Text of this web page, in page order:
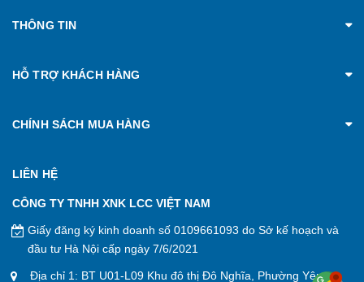
THÔNG TIN
HỖ TRỢ KHÁCH HÀNG
CHÍNH SÁCH MUA HÀNG
LIÊN HỆ
CÔNG TY TNHH XNK LCC VIỆT NAM
Giấy đăng ký kinh doanh số 0109661093 do Sở kế hoạch và
đầu tư Hà Nội cấp ngày 7/6/2021
Địa chỉ 1: BT U01-L09 Khu đô thị Đô Nghĩa, Phường Yên